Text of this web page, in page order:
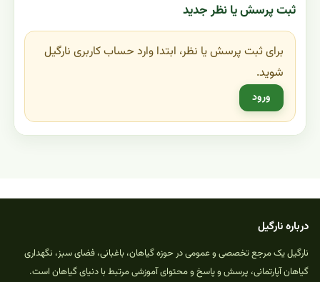
ثبت پرسش یا نظر جدید
برای ثبت پرسش یا نظر، ابتدا وارد حساب کاربری نارگیل
شوید.
ورود
درباره نارگیل
نارگیل یک مرجع تخصصی و عمومی در حوزه گیاهان، باغبانی، فضای سبز، نگهداری
گیاهان آپارتمانی، پرسش و پاسخ و محتوای آموزشی مرتبط با دنیای گیاهان است.